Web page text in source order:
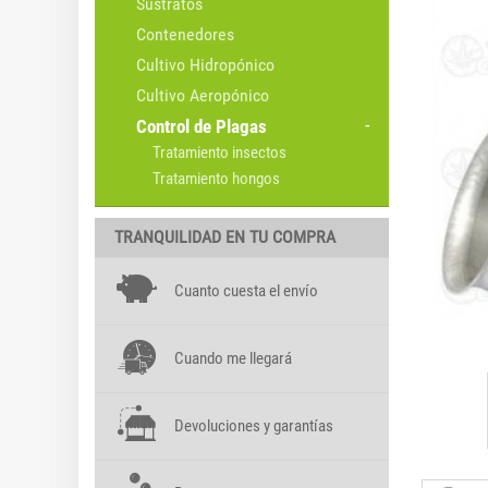
Contenedores
Cultivo Hidropónico
Cultivo Aeropónico
Control de Plagas
Tratamiento insectos
Tratamiento hongos
TRANQUILIDAD EN TU COMPRA
Cuanto cuesta el envío
Cuando me llegará
Devoluciones y garantías